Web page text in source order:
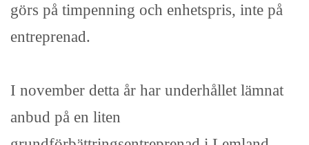
görs på timpenning och enhetspris, inte på
entreprenad.
I november detta år har underhållet lämnat
anbud på en liten